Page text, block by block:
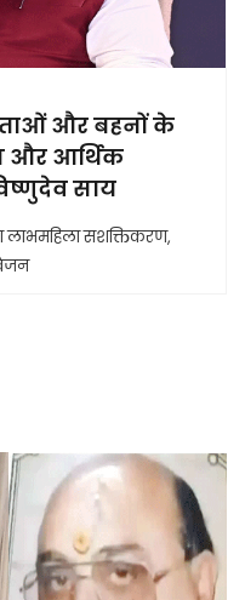
और बहनों के
और आर्थिक
साय
लाभमहिला सशक्तिकरण,